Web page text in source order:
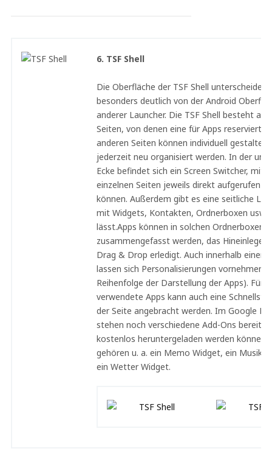
6. TSF Shell
Die Oberfläche der TSF Shell unterscheidet
besonders deutlich von der Android
anderer Launcher. Die TSF Shell besteht
Seiten, von denen eine für Apps reserviert
anderen Seiten können individuell gestaltet
jederzeit neu organisiert werden. In der
Ecke befindet sich ein Screen Switcher, mit
einzelnen Seiten jeweils direkt aufgerufen
können. Außerdem gibt es eine seitliche
mit Widgets, Kontakten, Ordnerboxen usw.
lässt.Apps können in solchen Ordnerboxen
zusammengefasst werden, das
Drag & Drop erledigt. Auch innerhalb einer
lassen sich Personalisierungen vornehmen
Reihenfolge der Darstellung der Apps). Für
verwendete Apps kann auch eine
der Seite angebracht werden. Im Google
stehen noch verschiedene Add-Ons bereit,
kostenlos heruntergeladen werden können.
gehören u. a. ein Memo Widget, ein Musik
ein Wetter Widget.